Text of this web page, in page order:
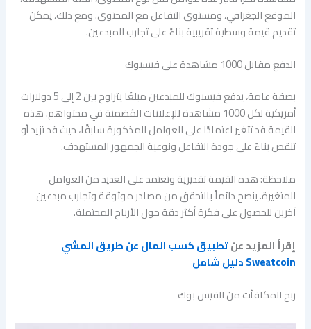
الموقع الجغرافي، ومستوى التفاعل مع المحتوى. ومع ذلك، يمكن
تقديم قيمة وسطية تقريبية بناءً على تجارب المبدعين.
الدفع مقابل 1000 مشاهدة على فيسبوك
بصفة عامة، يدفع فيسبوك للمبدعين مبلغًا يتراوح بين 2 إلى 5 دولارات
أمريكية لكل 1000 مشاهدة للإعلانات المُضمنة في محتواهم. هذه
القيمة قد تتغير اعتمادًا على العوامل المذكورة سابقًا، حيث قد تزيد أو
تنقص بناءً على جودة التفاعل ونوعية الجمهور المستهدف.
ملاحظة: هذه القيمة تقديرية وتعتمد على العديد من العوامل
المتغيرة. ينصح دائماً بالتحقق من مصادر موثوقة وتجارب مبدعين
آخرين للحصول على فكرة أكثر دقة حول الأرباح المحتملة.
إقرأ المزيد عنتطبيق كسب المال عن طريق المشي
Sweatcoin دليل شامل
ربح المكافأت من الفيس بوك